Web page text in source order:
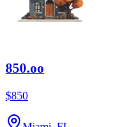
850.oo
$850